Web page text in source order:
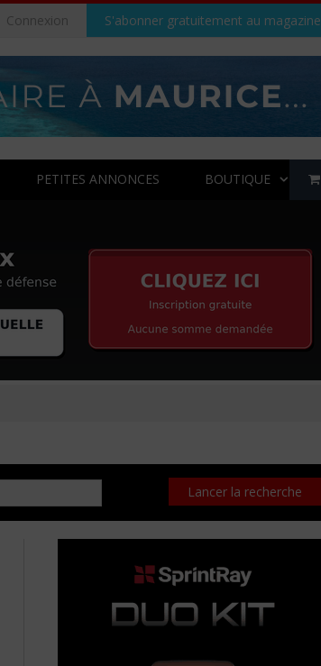
S'abonner gratuitement au magazine
Connexion
PETITES ANNONCES BOUTIQUE